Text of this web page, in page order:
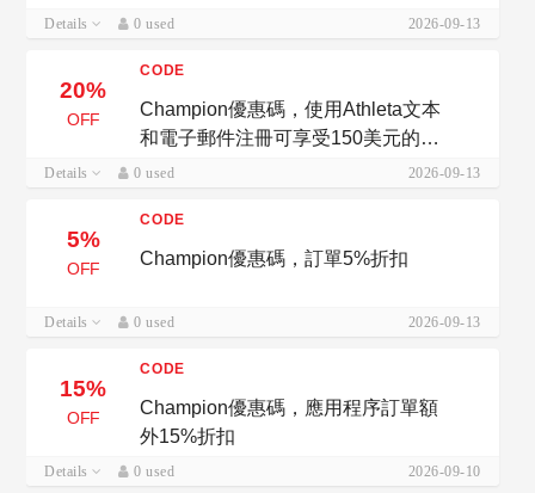
Details 0 used 2026-09-13
20%
OFF
CODE
Champion優惠碼，使用Athleta文本
和電子郵件注冊可享受150美元的
20%折扣
Details 0 used 2026-09-13
5%
OFF
CODE
Champion優惠碼，訂單5%折扣
Details 0 used 2026-09-13
15%
OFF
CODE
Champion優惠碼，應用程序訂單額
外15%折扣
Details 0 used 2026-09-10